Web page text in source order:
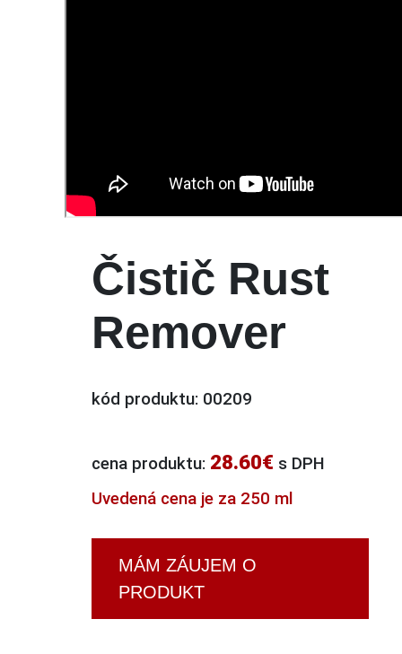
Čistič Rust
Remover
kód produktu: 00209
cena produktu: 28.60€ s DPH
Uvedená cena je za 250 ml
MÁM ZÁUJEM O
PRODUKT